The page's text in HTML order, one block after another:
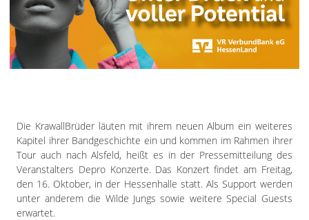
Schwalm
Fulda
Gießen
Datenschutzerklärung
Die KrawallBrüder läuten mit ihrem neuen Album ein weiteres
Kapitel ihrer Bandgeschichte ein und kommen im Rahmen ihrer
Tour auch nach Alsfeld, heißt es in der Pressemitteilung des
Veranstalters Depro Konzerte. Das Konzert findet am Freitag,
den 16. Oktober, in der Hessenhalle statt. Als Support werden
unter anderem die Wilde Jungs sowie weitere Special Guests
erwartet.